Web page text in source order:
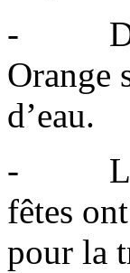
- De
Orange
d’eau.
- Les
fêtes
pour la